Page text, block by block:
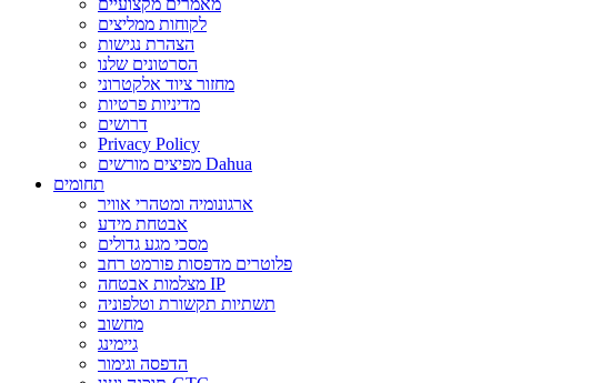
מאמרים מקצועיים
לקוחות ממליצים
הצהרת נגישות
הסרטונים שלנו
מחזור ציוד אלקטרוני
מדיניות פרטיות
דרושים
Privacy Policy
מפיצים מורשים Dahua
תחומים
ארגונומיה ומטהרי אוויר
אבטחת מידע
מסכי מגע גדולים
פלוטרים מדפסות פורמט רחב
מצלמות אבטחה IP
תשתיות תקשורת וטלפוניה
מחשוב
גיימינג
הדפסה וגימור